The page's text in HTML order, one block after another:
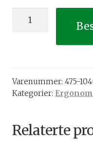
Jumper
setevinkling,
88cm
(Sort
antall
Varenummer: 475-
Kategorier:
Relaterte